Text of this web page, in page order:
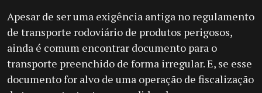
Apesar de ser uma exigência antiga no regulamento
de transporte rodoviário de produtos perigosos,
ainda é comum encontrar documento para o
transporte preenchido de forma irregular. E, se esse
documento for alvo de uma operação de fiscalização